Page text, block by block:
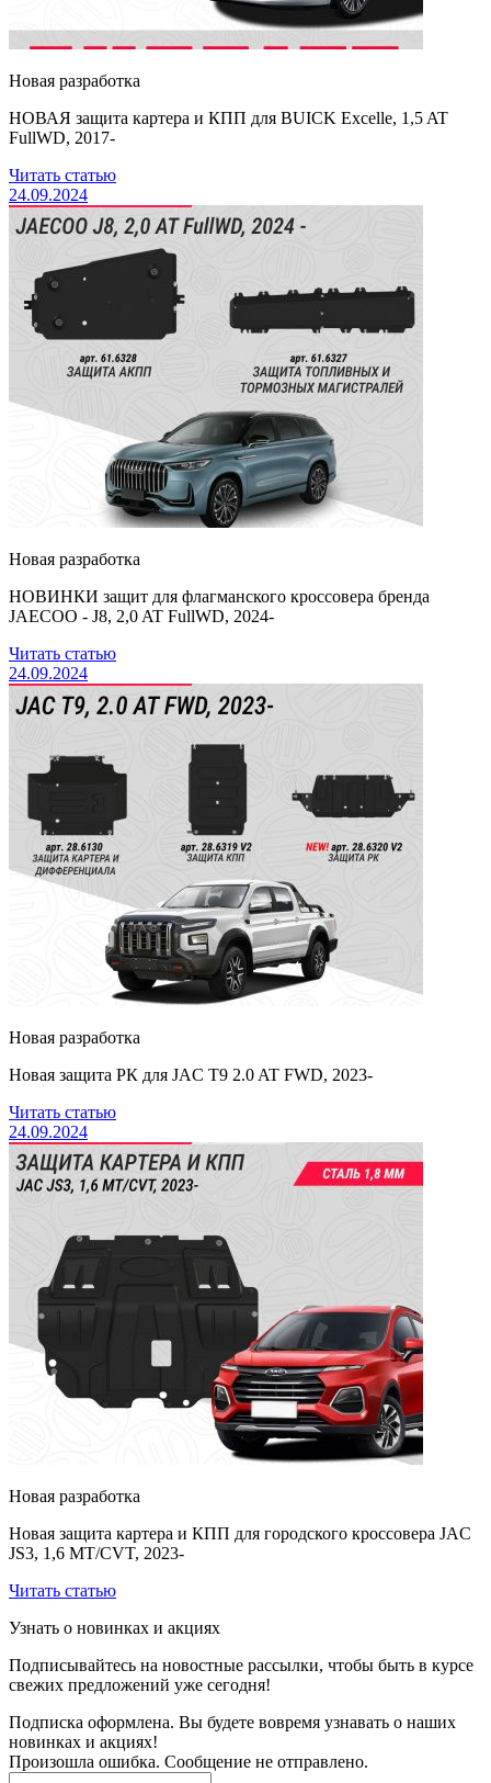
Новая разработка
НОВАЯ защита картера и КПП для BUICK Excelle, 1,5 AT
FullWD, 2017-
Читать статью
24.09.2024
Новая разработка
НОВИНКИ защит для флагманского кроссовера бренда
JAECOO - J8, 2,0 AT FullWD, 2024-
Читать статью
24.09.2024
Новая разработка
Новая защита РК для JAC T9 2.0 AT FWD, 2023-
Читать статью
24.09.2024
Новая разработка
Новая защита картера и КПП для городского кроссовера JAC
JS3, 1,6 MT/CVT, 2023-
Читать статью
Узнать о новинках и акциях
Подписывайтесь на новостные рассылки, чтобы быть в курсе
свежих предложений уже сегодня!
Подписка оформлена. Вы будете вовремя узнавать о наших
новинках и акциях!
Произошла ошибка. Сообщение не отправлено.